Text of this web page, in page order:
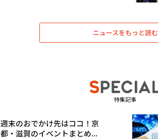
ニュースをもっと読む
特集記事
週末のおでかけ先はココ！京
都・滋賀のイベントまとめ...